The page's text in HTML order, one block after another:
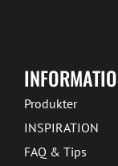
Produkter
INSPIRATION
FAQ & Tips